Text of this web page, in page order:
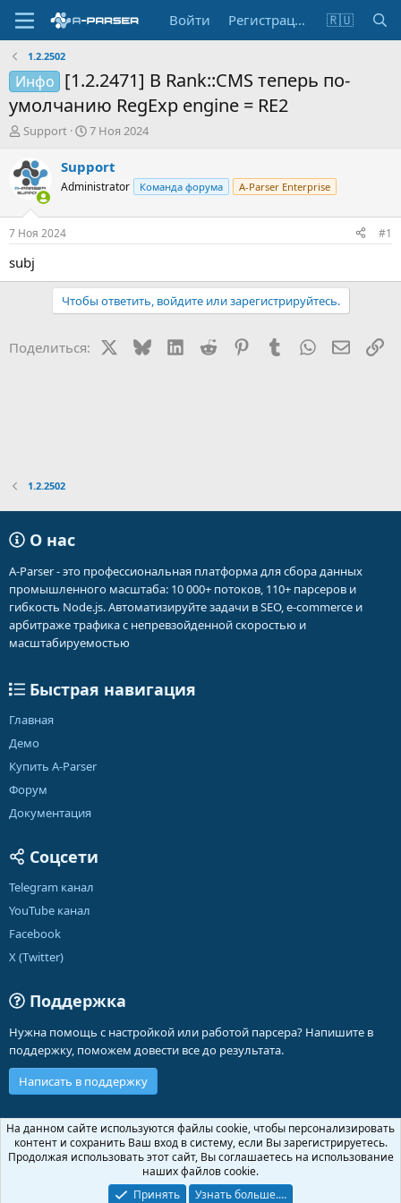
Войти Регистрация 🇷🇺
1.2.2502
Инфо [1.2.2471] В Rank::CMS теперь по-
умолчанию RegExp engine = RE2
А
т
о
р
т
е
м
ы
Support
Д
т
а
н
а
7 Ноя 2024
Support
Administrator Команда форума A-Parser Enterprise
7 Ноя 2024 #1
subj
Чтобы ответить, войдите или зарегистрируйтесь.
Поделиться: BlueskyLinkedIn
Reddit PinterestTumblr WhatsApp
1.2.2502
О нас
A-Parser - это профессиональная платформа для сбора данных
промышленного масштаба: 10 000+ потоков, 110+ парсеров и
гибкость Node.js. Автоматизируйте задачи в SEO, e-commerce и
арбитраже трафика с непревзойденной скоростью и
масштабируемостью
Быстрая навигация
Главная
Демо
Купить A-Parser
Форум
Документация
Соцсети
Telegram канал
YouTube канал
Facebook
X (Twitter)
Поддержка
Нужна помощь с настройкой или работой парсера? Напишите в
поддержку, поможем довести все до результата.
Написать в поддержку
Russian (RU)
Обратная связь
Условия и правила
Политика конфиденциальности
Помощь
Community platform by XenForo ® © 2010-2026 XenForo Ltd.
На данном сайте используются файлы cookie, чтобы персонализировать
контент и сохранить Ваш вход в систему, если Вы зарегистрируетесь.
Продолжая использовать этот сайт, Вы соглашаетесь на использование
наших файлов cookie.
Принять
Узнать больше.…